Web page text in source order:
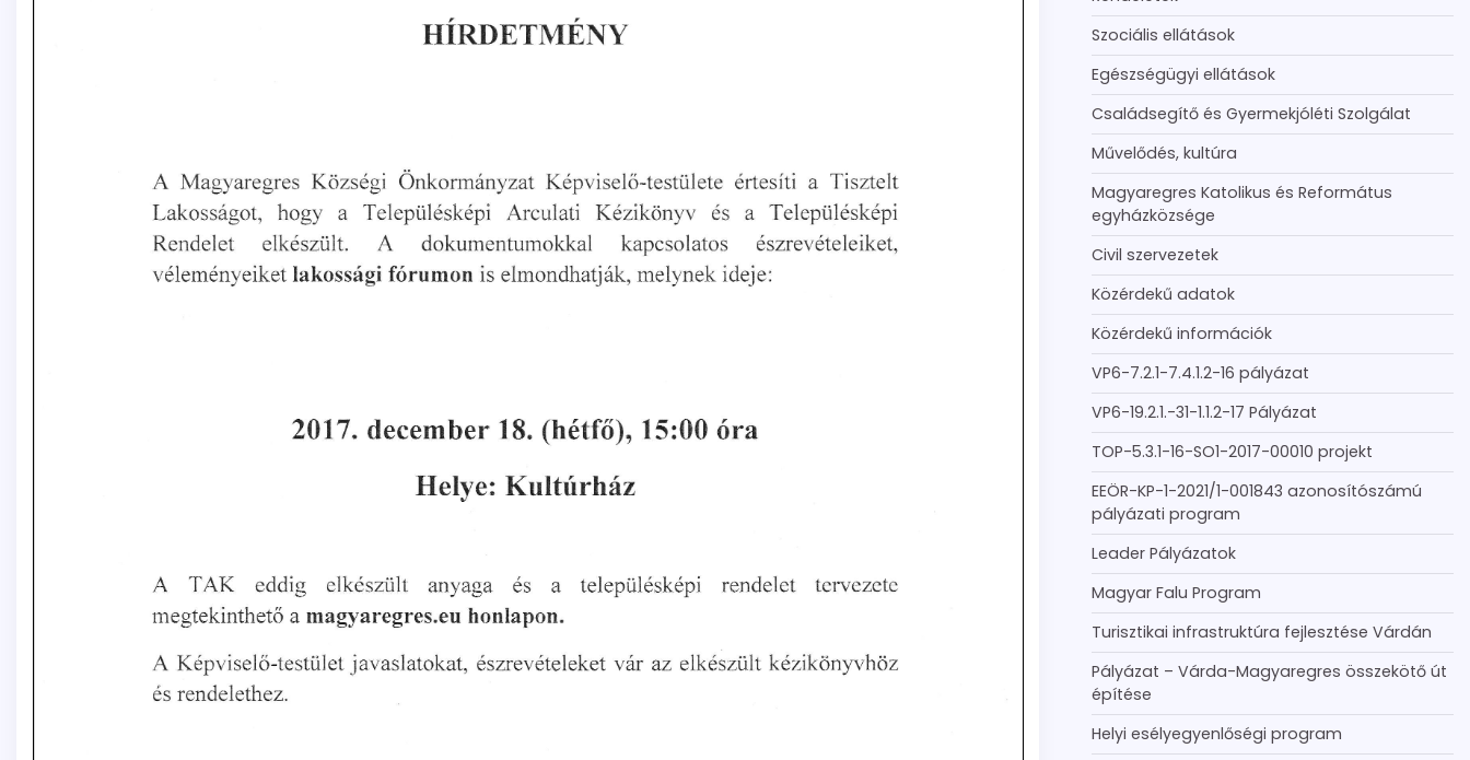
Szociális ellátások
Egészségügyi ellátások
Családsegítő és Gyermekjóléti Szolgálat
Művelődés, kultúra
Magyaregres Katolikus és Református
egyházközsége
Civil szervezetek
Közérdekű adatok
Közérdekű információk
VP6-7.2.1-7.4.1.2-16 pályázat
VP6-19.2.1.-31-1.1.2-17 Pályázat
TOP-5.3.1-16-SO1-2017-00010 projekt
EEÖR-KP-1-2021/1-001843 azonosítószámú
pályázati program
Leader Pályázatok
Magyar Falu Program
Turisztikai infrastruktúra fejlesztése Várdán
Pályázat – Várda-Magyaregres összekötő út
építése
Helyi esélyegyenlőségi program